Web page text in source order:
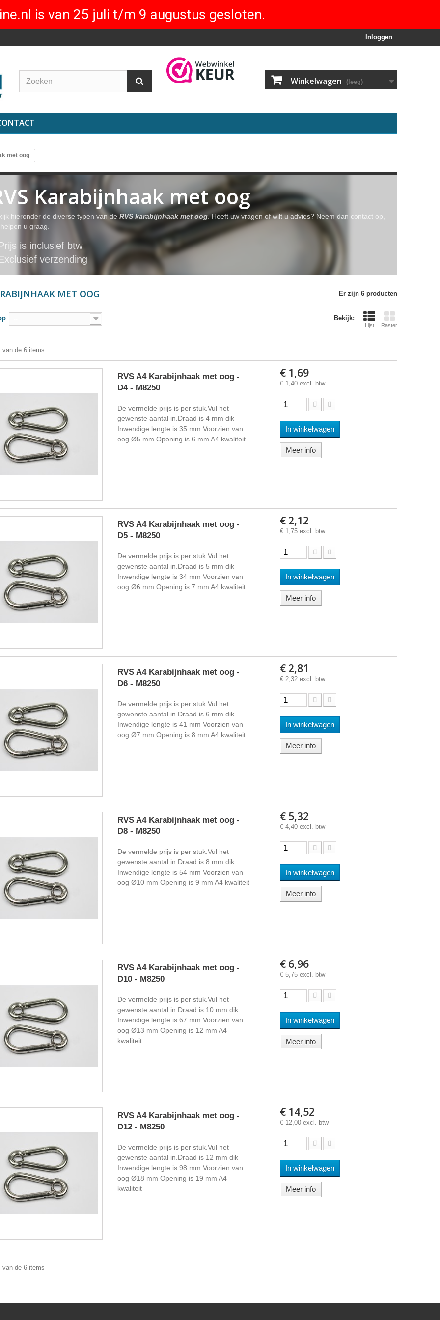
is van 25 juli t/m 9 augustus gesloten.
Inloggen
Winkelwagen (leeg)
met oog
Karabijnhaak met oog
hieronder de diverse typen van de RVS karabijnhaak met oog. Heeft uw vragen of wilt u advies? Neem dan contact op,
u graag.
is inclusief btw
verzending
MET OOG Er zijn 6 producten
Bekijk:
Raster
Lijst
--
van de 6 items
RVS A4 Karabijnhaak met oog -
D4 - M8250
De vermelde prijs is per stuk.Vul het
gewenste aantal in.Draad is 4 mm dik
Inwendige lengte is 35 mm Voorzien van
oog Ø5 mm Opening is 6 mm A4 kwaliteit
€ 1,69
€ 1,40 excl. btw
In winkelwagen
Meer info
RVS A4 Karabijnhaak met oog -
D5 - M8250
De vermelde prijs is per stuk.Vul het
gewenste aantal in.Draad is 5 mm dik
Inwendige lengte is 34 mm Voorzien van
oog Ø6 mm Opening is 7 mm A4 kwaliteit
€ 2,12
€ 1,75 excl. btw
In winkelwagen
Meer info
RVS A4 Karabijnhaak met oog -
D6 - M8250
De vermelde prijs is per stuk.Vul het
gewenste aantal in.Draad is 6 mm dik
Inwendige lengte is 41 mm Voorzien van
oog Ø7 mm Opening is 8 mm A4 kwaliteit
€ 2,81
€ 2,32 excl. btw
In winkelwagen
Meer info
RVS A4 Karabijnhaak met oog -
D8 - M8250
De vermelde prijs is per stuk.Vul het
gewenste aantal in.Draad is 8 mm dik
Inwendige lengte is 54 mm Voorzien van
oog Ø10 mm Opening is 9 mm A4 kwaliteit
€ 5,32
€ 4,40 excl. btw
In winkelwagen
Meer info
RVS A4 Karabijnhaak met oog -
D10 - M8250
De vermelde prijs is per stuk.Vul het
gewenste aantal in.Draad is 10 mm dik
Inwendige lengte is 67 mm Voorzien van
oog Ø13 mm Opening is 12 mm A4
kwaliteit
€ 6,96
€ 5,75 excl. btw
In winkelwagen
Meer info
RVS A4 Karabijnhaak met oog -
D12 - M8250
De vermelde prijs is per stuk.Vul het
gewenste aantal in.Draad is 12 mm dik
Inwendige lengte is 98 mm Voorzien van
oog Ø18 mm Opening is 19 mm A4
kwaliteit
€ 14,52
€ 12,00 excl. btw
In winkelwagen
Meer info
van de 6 items